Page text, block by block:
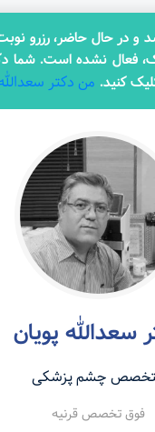
حال حاضر، رزرو نوبت
فعال نشده است. شما
کنید. من دکتر
سعدالله پویان
چشم پزشکی
فوق تخصص قرنیه